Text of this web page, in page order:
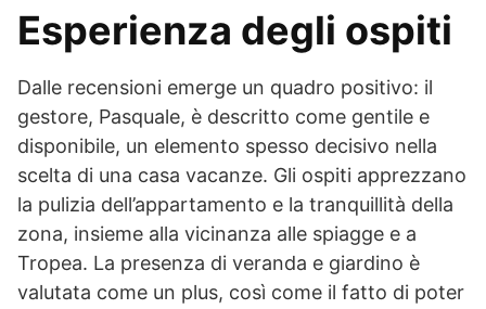
Esperienza degli ospiti
Dalle recensioni emerge un quadro positivo: il
gestore, Pasquale, è descritto come gentile e
disponibile, un elemento spesso decisivo nella
scelta di una casa vacanze. Gli ospiti apprezzano
la pulizia dell’appartamento e la tranquillità della
zona, insieme alla vicinanza alle spiagge e a
Tropea. La presenza di veranda e giardino è
valutata come un plus, così come il fatto di poter